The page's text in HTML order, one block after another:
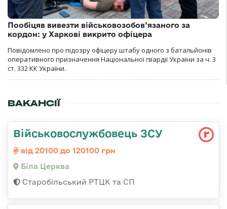
Пообіцяв вивезти військовозобов’язаного за
кордон: у Харкові викрито офіцера
Повідомлено про підозру офіцеру штабу одного з батальйонів
оперативного призначення Національної гвардії України за ч. 3
ст. 332 КК України.
ВАКАНСІЇ
Військовослужбовець ЗСУ
від 20100 до 120100 грн
Біла Церква
Старобільський РТЦК та СП